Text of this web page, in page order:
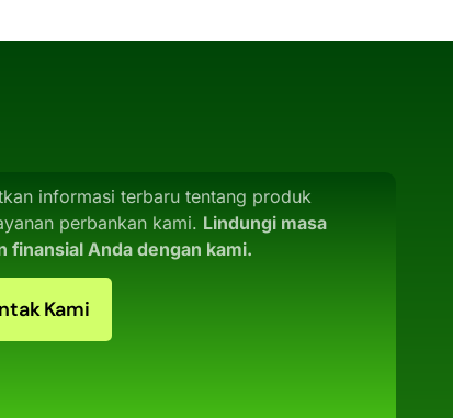
informasi terbaru tentang produk
perbankan kami. Lindungi masa
finansial Anda dengan kami.
Kami